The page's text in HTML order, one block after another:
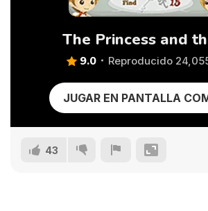
The Princess and
9.0 Reproducido
JUGAR EN PANTALLA
43